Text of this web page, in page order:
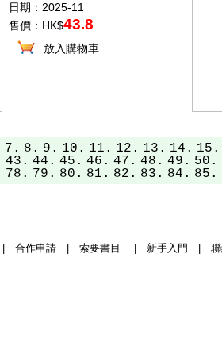
日期：2025-11
售價：HK$43.8
放入購物車
7. 8. 9. 10. 11. 12. 13. 14. 15.
43. 44. 45. 46. 47. 48. 49. 50.
78. 79. 80. 81. 82. 83. 84. 85.
合作申請| 索要書目 新手入門